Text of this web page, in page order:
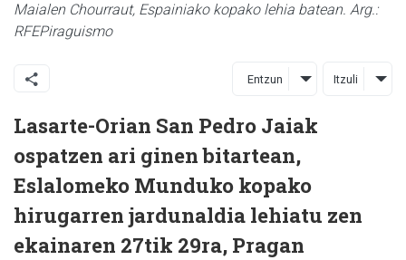
Maialen Chourraut, Espainiako kopako lehia batean. Arg.:
RFEPiraguismo
Entzun Itzuli
Lasarte-Orian San Pedro Jaiak
ospatzen ari ginen bitartean,
Eslalomeko Munduko kopako
hirugarren jardunaldia lehiatu zen
ekainaren 27tik 29ra, Pragan